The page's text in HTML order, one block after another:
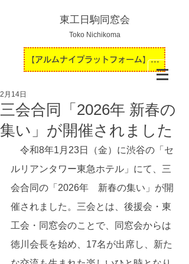
東工日駒同窓会
Toko Nichikoma
【アルムナイプラットフォーム】運用開始のお知らせ
三会合同「2026年 新春の
集い」が開催されました
2月14日
令和8年1月23日（金）に渋谷の「セ
ルリアンタワー東急ホテル」にて、三
会合同の「2026年　新春の集い」が開
催されました。三会とは、後援会・東
工会・同窓会のことで、同窓会からは
徳川会長を始め、17名が出席し、 新た